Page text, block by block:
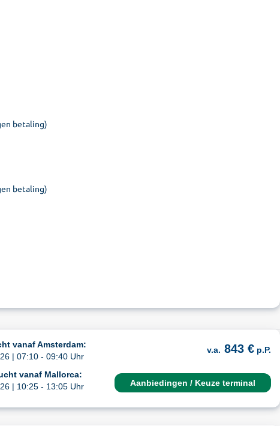
betaling)
betaling)
vanaf Amsterdam:
| 07:10 - 09:40 Uhr
vanaf Mallorca:
| 10:25 - 13:05 Uhr
v.a. 843 € p.P.
Aanbiedingen / Keuze terminal